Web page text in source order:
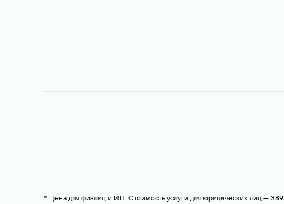
* Цена для физлиц и ИП. Стоимость услуги для юридических лиц —